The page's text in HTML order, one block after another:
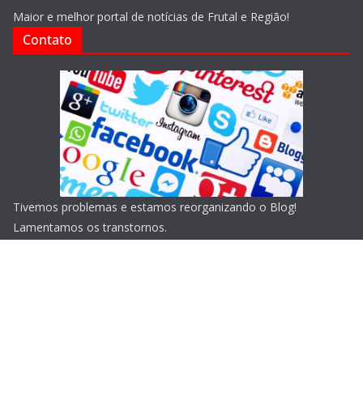
Maior e melhor portal de notícias de Frutal e Região!
Contato
Tivemos problemas e estamos reorganizando o Blog!
Lamentamos os transtornos.